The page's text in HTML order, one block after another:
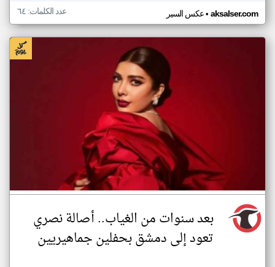
عكس السير• aksalser.com عدد الكلمات: ٦٤
بعد سنوات من الغياب.. أصالة نصري
تعود إلى دمشق بحفلين جماهيريين